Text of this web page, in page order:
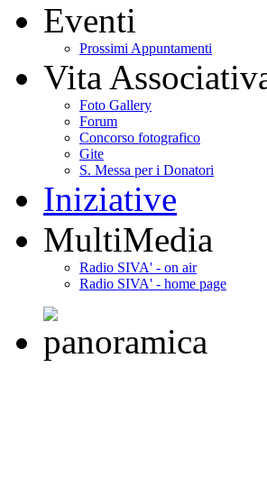
Eventi
Prossimi Appuntamenti
Vita
Foto Gallery
Forum
Concorso fotografico
Gite
S. Messa per i Donatori
Iniziative
MultiMedia
Radio SIVA' - on air
Radio SIVA' - home page